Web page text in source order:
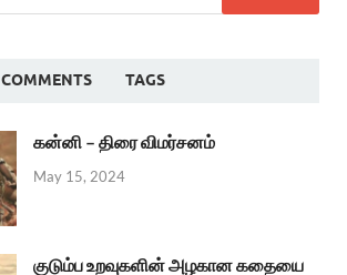
COMMENTS TAGS
கன்னி – திரை விமர்சனம்
May 15, 2024
குடும்ப உறவுகளின் அழகான கதையை